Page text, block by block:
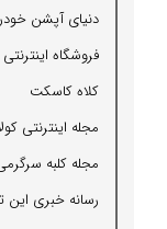
دنیای آپشن
فروشگاه
كلاه كاسكت
مجله اینترنتی
مجله كلبه
رسانه خبری این